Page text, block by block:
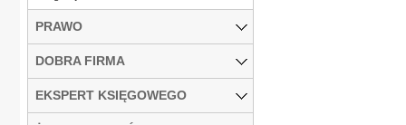
PRAWO
DOBRA FIRMA
EKSPERT KSIĘGOWEGO